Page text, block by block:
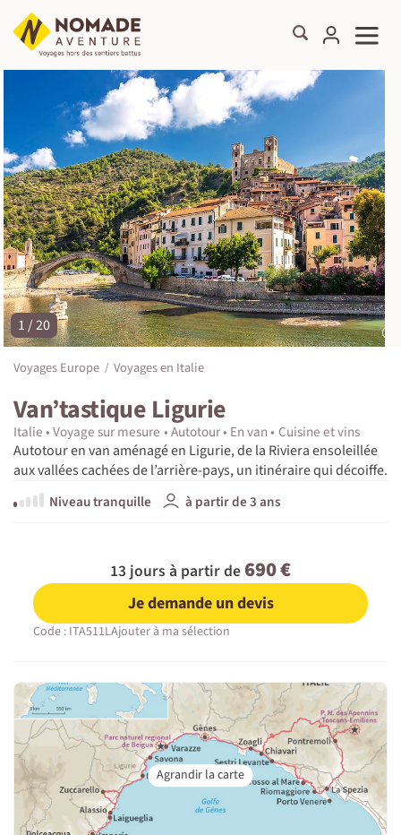
©
1 / 20
Voyages Europe Voyages en Italie
Van’tastique Ligurie
Italie Voyage sur mesure Autotour En van
Cuisine et vins
Autotour en van aménagé en Ligurie, de la Riviera ensoleillée
aux vallées cachées de l’arrière-pays, un itinéraire qui décoiffe.
Niveau tranquille
à partir de 3 ans
13 jours à partir de 690 €
Je demande un devis
Code : ITA511LAjouter à ma sélection